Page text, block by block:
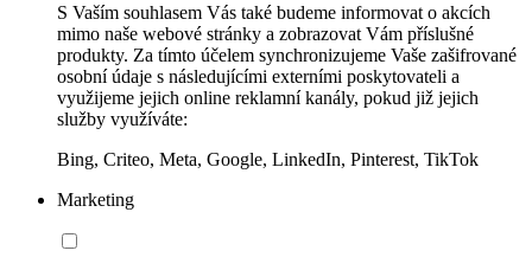
S Vaším souhlasem Vás také budeme informovat o akcích
mimo naše webové stránky a zobrazovat Vám příslušné
produkty. Za tímto účelem synchronizujeme Vaše zašifrované
osobní údaje s následujícími externími poskytovateli a
využijeme jejich online reklamní kanály, pokud již jejich
služby využíváte:
Bing, Criteo, Meta, Google, LinkedIn, Pinterest, TikTok
Marketing